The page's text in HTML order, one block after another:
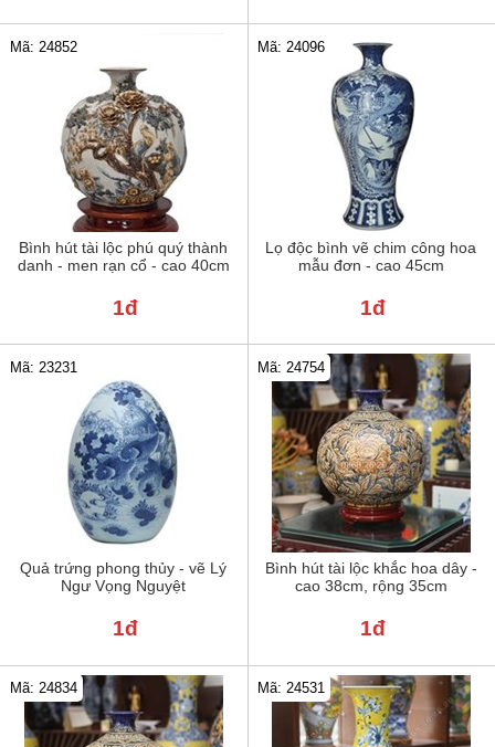
Bình hút tài lộc phú quý thành
danh - men rạn cổ - cao 40cm
Mã: 24852
1đ
Lọ độc bình vẽ chim công hoa
mẫu đơn - cao 45cm
Mã: 24096
1đ
Quả trứng phong thủy - vẽ Lý
Ngư Vọng Nguyệt
Mã: 23231
1đ
Bình hút tài lộc khắc hoa dây -
cao 38cm, rộng 35cm
Mã: 24754
1đ
Mã: 24834 Mã: 24531